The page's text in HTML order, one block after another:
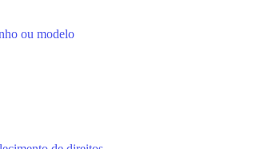
ou modelo